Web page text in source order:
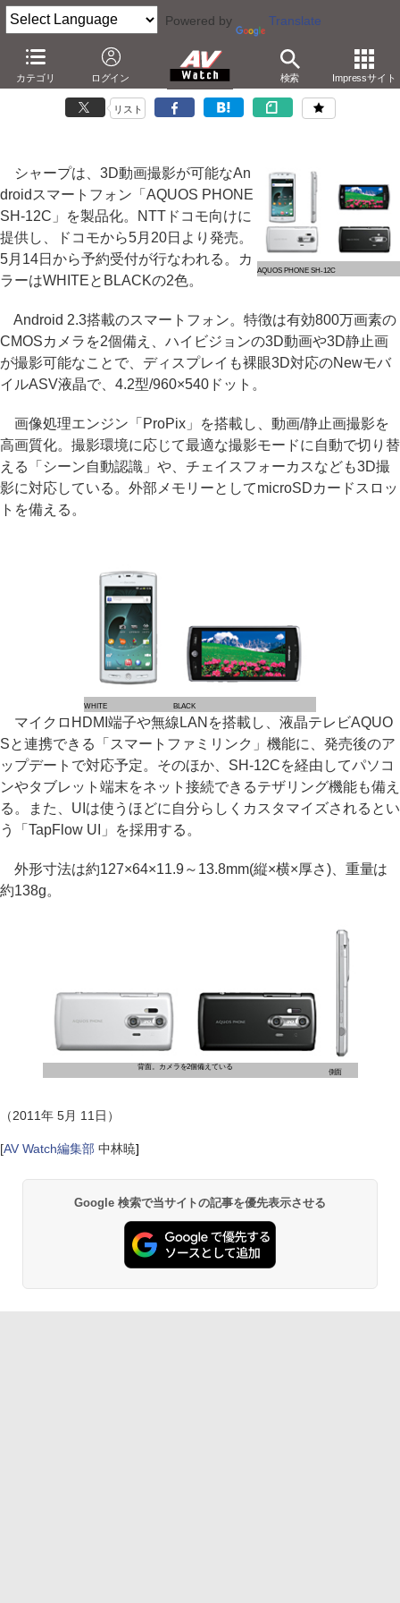
Powered by Translate
カテゴリ ログイン 検索 Impressサイト
シャープ、3D動画撮影対応のAndroid 2.3スマートフォン
－AQUOS連携/テザリング対応の「AQUOS PHONE SH-12C」
リスト
AQUOS PHONE SH-12C
シャープは、3D動画撮影が可能なAn
droidスマートフォン「AQUOS PHONE
SH-12C」を製品化。NTTドコモ向けに
提供し、ドコモから5月20日より発売。
5月14日から予約受付が行なわれる。カ
ラーはWHITEとBLACKの2色。
Android 2.3搭載のスマートフォン。特徴は有効800万画素の
CMOSカメラを2個備え、ハイビジョンの3D動画や3D静止画
が撮影可能なことで、ディスプレイも裸眼3D対応のNewモバ
イルASV液晶で、4.2型/960×540ドット。
画像処理エンジン「ProPix」を搭載し、動画/静止画撮影を
高画質化。撮影環境に応じて最適な撮影モードに自動で切り替
える「シーン自動認識」や、チェイスフォーカスなども3D撮
影に対応している。外部メモリーとしてmicroSDカードスロッ
トを備える。
WHITE BLACK
マイクロHDMI端子や無線LANを搭載し、液晶テレビAQUO
Sと連携できる「スマートファミリンク」機能に、発売後のア
ップデートで対応予定。そのほか、SH-12Cを経由してパソコ
ンやタブレット端末をネット接続できるテザリング機能も備え
る。また、UIは使うほどに自分らしくカスタマイズされるとい
う「TapFlow UI」を採用する。
外形寸法は約127×64×11.9～13.8mm(縦×横×厚さ)、重量は
約138g。
背面。カメラを2個備えている
側面
（2011年 5月 11日）
[AV Watch編集部 中林暁]
Google 検索で当サイトの記事を優先表示させる